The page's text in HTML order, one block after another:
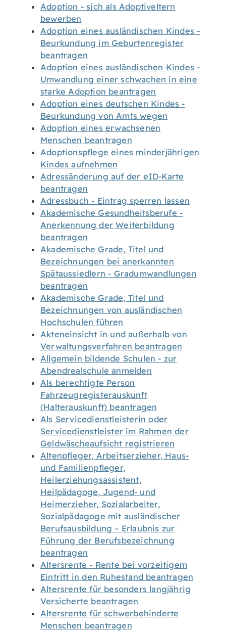
Adoption - sich als Adoptiveltern
bewerben
Adoption eines ausländischen Kindes -
Beurkundung im Geburtenregister
beantragen
Adoption eines ausländischen Kindes -
Umwandlung einer schwachen in eine
starke Adoption beantragen
Adoption eines deutschen Kindes -
Beurkundung von Amts wegen
Adoption eines erwachsenen
Menschen beantragen
Adoptionspflege eines minderjährigen
Kindes aufnehmen
Adressänderung auf der eID-Karte
beantragen
Adressbuch - Eintrag sperren lassen
Akademische Gesundheitsberufe -
Anerkennung der Weiterbildung
beantragen
Akademische Grade, Titel und
Bezeichnungen bei anerkannten
Spätaussiedlern - Gradumwandlungen
beantragen
Akademische Grade, Titel und
Bezeichnungen von ausländischen
Hochschulen führen
Akteneinsicht in und außerhalb von
Verwaltungsverfahren beantragen
Allgemein bildende Schulen - zur
Abendrealschule anmelden
Als berechtigte Person
Fahrzeugregisterauskunft
(Halterauskunft) beantragen
Als Servicedienstleisterin oder
Servicedienstleister im Rahmen der
Geldwäscheaufsicht registrieren
Altenpfleger, Arbeitserzieher, Haus-
und Familienpfleger,
Heilerziehungsassistent,
Heilpädagoge, Jugend- und
Heimerzieher, Sozialarbeiter,
Sozialpädagoge mit ausländischer
Berufsausbildung – Erlaubnis zur
Führung der Berufsbezeichnung
beantragen
Altersrente - Rente bei vorzeitigem
Eintritt in den Ruhestand beantragen
Altersrente für besonders langjährig
Versicherte beantragen
Altersrente für schwerbehinderte
Menschen beantragen